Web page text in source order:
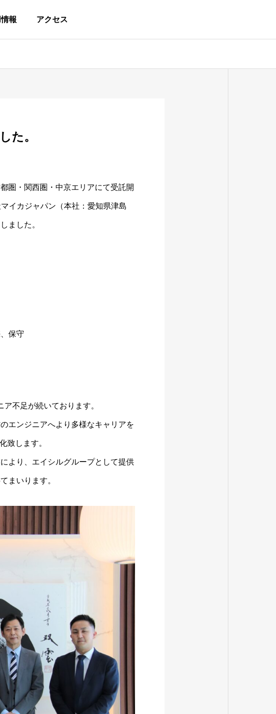
報 アクセス
た。
圏・関西圏・中京エリアにて受託開
イカジャパン（本社：愛知県津島
ました。
保守
不足が続いております。
エンジニアへより多様なキャリアを
致します。
より、エイシルグループとして提供
まいります。